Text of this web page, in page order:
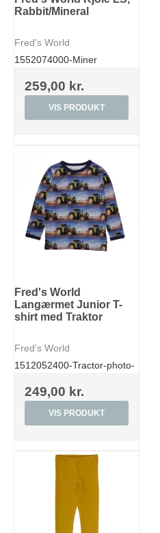
Rabbit/Mineral
Fred's World
1552074000-Miner
259,00 kr.
VIS PRODUKT
Fred's World
Langærmet Junior T-
shirt med Traktor
Fred's World
1512052400-Tractor-photo-
249,00 kr.
VIS PRODUKT